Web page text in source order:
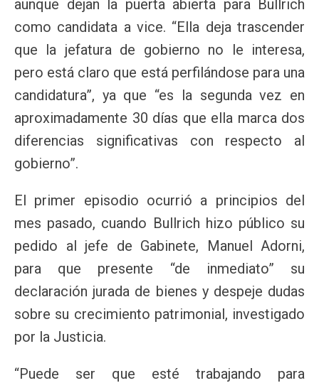
aunque dejan la puerta abierta para Bullrich
como candidata a vice. “Ella deja trascender
que la jefatura de gobierno no le interesa,
pero está claro que está perfilándose para una
candidatura”, ya que “es la segunda vez en
aproximadamente 30 días que ella marca dos
diferencias significativas con respecto al
gobierno”.
El primer episodio ocurrió a principios del
mes pasado, cuando Bullrich hizo público su
pedido al jefe de Gabinete, Manuel Adorni,
para que presente “de inmediato” su
declaración jurada de bienes y despeje dudas
sobre su crecimiento patrimonial, investigado
por la Justicia.
“Puede ser que esté trabajando para